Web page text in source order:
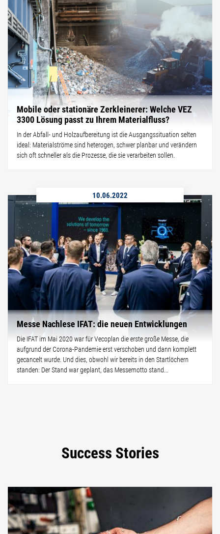
Mobile oder stationäre Zerkleinerer: Welche VEZ
3300 Lösung passt zu Ihrem Materialfluss?
In der Abfall- und Holzaufbereitung ist die Ausgangssituation selten
ideal: Materialströme sind heterogen, schwer planbar und verändern
sich oft schneller als die Prozesse, die sie verarbeiten sollen.
10.06.2022
Messe Nachlese IFAT: die neuen Entwicklungen
Die IFAT im Mai 2020 war für Vecoplan die erste große Messe, die
aufgrund der Corona-Pandemie erst verschoben und dann komplett
gecancelt wurde. Und dies, obwohl wir bereits in den Startlöchern
standen: Der Stand war geplant, das Messemotto stand...
Success Stories